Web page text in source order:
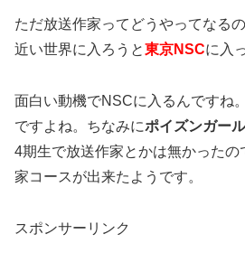
ただ放送作家ってどうやってなる
近い世界に入ろうと東京NSCに入
面白い動機でNSCに入るんですね
ですよね。ちなみにポイズンガー
4期生で放送作家とかは無かった
家コースが出来たようです。
スポンサーリンク